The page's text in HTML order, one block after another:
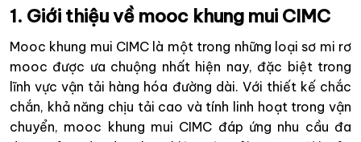
1. Giới thiệu về mooc khung mui CIMC
Mooc khung mui CIMC là một trong những loại sơ mi rơ
mooc được ưa chuộng nhất hiện nay, đặc biệt trong
lĩnh vực vận tải hàng hóa đường dài. Với thiết kế chắc
chắn, khả năng chịu tải cao và tính linh hoạt trong vận
chuyển, mooc khung mui CIMC đáp ứng nhu cầu đa